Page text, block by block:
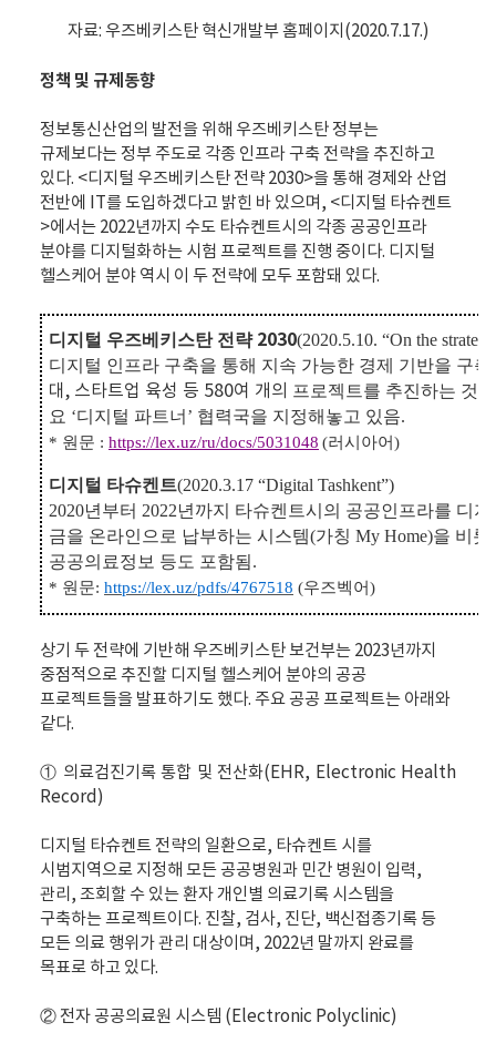
자료: 우즈베키스탄 혁신개발부 홈페이지(2020.7.17.)
정책 및 규제동향
정보통신산업의 발전을 위해 우즈베키스탄 정부는
규제보다는 정부 주도로 각종 인프라 구축 전략을 추진하고
있다. <디지털 우즈베키스탄 전략 2030>을 통해 경제와 산업
전반에 IT를 도입하겠다고 밝힌 바 있으며, <디지털 타슈켄트
>에서는 2022년까지 수도 타슈켄트시의 각종 공공인프라
분야를 디지털화하는 시험 프로젝트를 진행 중이다. 디지털
헬스케어 분야 역시 이 두 전략에 모두 포함돼 있다.
디지털 우즈베키스탄 전략 2030(2020.5.10. “On the
디지털 인프라 구축을 통해 지속 가능한 경제 기반을 구
대 , 스타트업 육성 등 580여 개의 프로젝트를 추진하는 것
요 ‘디지털 파트너 ’ 협력국을 지정해놓고 있음.
* 원문 : https://lex.uz/ru/docs/5031048 (러시아어)
디지털 타슈켄트(2020.3.17 “Digital Tashkent”)
2020년부터 2022년까지 타슈켄트시의 공공인프라를 디
금을 온라인으로 납부하는 시스템(가칭 My Home)을 비롯
공공의료정보 등도 포함됨.
* 원문: https://lex.uz/pdfs/4767518 (우즈벡어)
상기 두 전략에 기반해 우즈베키스탄 보건부는 2023년까지
중점적으로 추진할 디지털 헬스케어 분야의 공공
프로젝트들을 발표하기도 했다. 주요 공공 프로젝트는 아래와
같다.
① 의료검진기록 통합 및 전산화(EHR, Electronic Health
Record)
디지털 타슈켄트 전략의 일환으로, 타슈켄트 시를
시범지역으로 지정해 모든 공공병원과 민간 병원이 입력,
관리, 조회할 수 있는 환자 개인별 의료기록 시스템을
구축하는 프로젝트이다. 진찰, 검사, 진단, 백신접종기록 등
모든 의료 행위가 관리 대상이며, 2022년 말까지 완료를
목표로 하고 있다.
② 전자 공공의료원 시스템 (Electronic Polyclinic)